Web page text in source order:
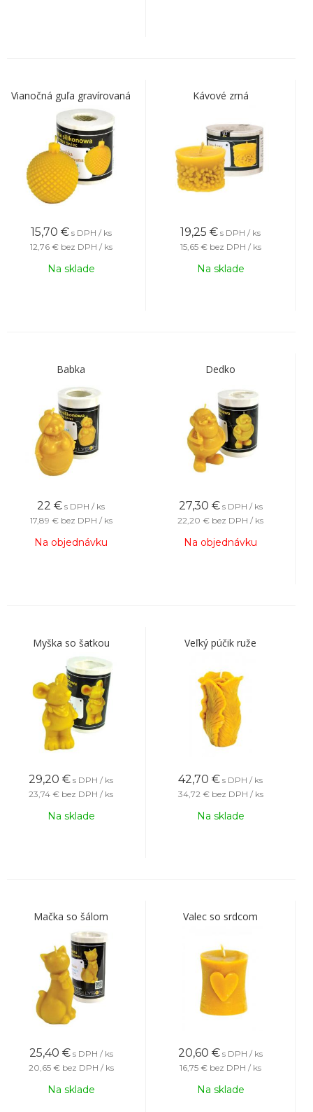
Vianočná guľa gravírovaná
15,70 € s DPH / ks
12,76 € bez DPH / ks
Na sklade
Kávové zrná
19,25 € s DPH / ks
15,65 € bez DPH / ks
Na sklade
Babka
22 € s DPH / ks
17,89 € bez DPH / ks
Na objednávku
Dedko
27,30 € s DPH / ks
22,20 € bez DPH / ks
Na objednávku
Myška so šatkou
29,20 € s DPH / ks
23,74 € bez DPH / ks
Na sklade
Veľký púčik ruže
42,70 € s DPH / ks
34,72 € bez DPH / ks
Na sklade
Mačka so šálom
25,40 € s DPH / ks
20,65 € bez DPH / ks
Na sklade
Valec so srdcom
20,60 € s DPH / ks
16,75 € bez DPH / ks
Na sklade